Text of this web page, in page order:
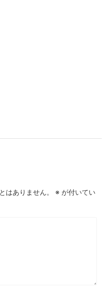
はありません。 ※ が付いてい